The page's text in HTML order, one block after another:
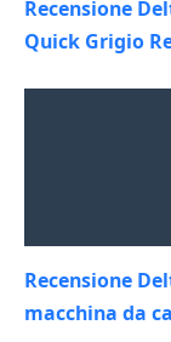
Recensione
Quick Grigio
Recensione
macchina da